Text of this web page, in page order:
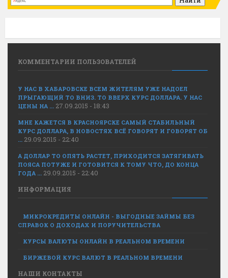
КОММЕНТАРИИ ПОЛЬЗОВАТЕЛЕЙ
У НАС В ХАБАРОВСКЕ ВСЕМ ЖИТЕЛЯМ УЖЕ НАДОЕЛ
ПРЫГАЮЩИЙ ТО ВНИЗ. ТО ВВЕРХ КУРС ДОЛЛАРА. У НАС
ЦЕНЫ НА ... 27.09.2015 - 18:43
МНЕ КАЖЕТСЯ В КРАСНОЯРСКЕ САМЫЙ СТАБИЛЬНЫЙ
КУРС ДОЛЛАРА, В НОВОСТЯХ ВСЁ ГОВОРЯТ И ГОВОРЯТ ОБ
... 29.09.2015 - 22:40
А ДОЛЛАР ТО ОПЯТЬ РАСТЕТ, ПРИХОДИТСЯ ЗАТЯГИВАТЬ
ПОЯСА ПОТУЖЕ И ГОТОВИТСЯ К ТОМУ ЧТО, ДО КОНЦА
ГОДА ... 29.09.2015 - 22:40
ИНФОРМАЦИЯ
МИКРОКРЕДИТЫ ОНЛАЙН - ВЫГОДНЫЕ ЗАЙМЫ БЕЗ
СПРАВОК О ДОХОДАХ И ПОРУЧИТЕЛЬСТВА
КУРСЫ ВАЛЮТЫ ОНЛАЙН В РЕАЛЬНОМ ВРЕМЕНИ
БИРЖЕВОЙ КУРС ВАЛЮТ В РЕАЛЬНОМ ВРЕМЕНИ
НАШИ КОНТАКТЫ